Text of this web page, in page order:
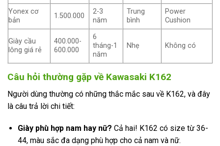
Yonex cơ
bản
1.500.000
2-3
năm
Trung
bình
Power
Cushion
Giày cầu
lông giá rẻ
400.000-
600.000
6
tháng-1
năm
Nhẹ Không có
Câu hỏi thường gặp về Kawasaki K162
Người dùng thường có những thắc mắc sau về K162, và đây
là câu trả lời chi tiết:
Giày phù hợp nam hay nữ? Cả hai! K162 có size từ 36-
44, màu sắc đa dạng phù hợp cho cả nam và nữ.